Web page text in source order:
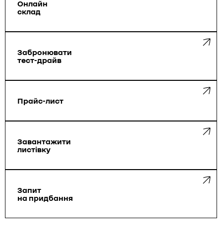
Онлайн
склад
Забронювати
тест-драйв
Прайс-лист
Завантажити
листівку
Запит
на придбання